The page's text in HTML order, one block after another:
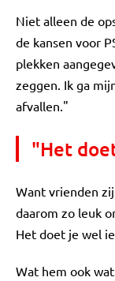
Niet alleen de
de kansen voor
plekken
zeggen. Ik ga
afvallen."
"Het
Want vrienden
daarom zo leuk
Het doet je wel
Wat hem ook